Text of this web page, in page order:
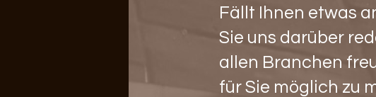
Fällt Ihnen etwas
Sie uns darüber
allen Branchen
für Sie möglich zu